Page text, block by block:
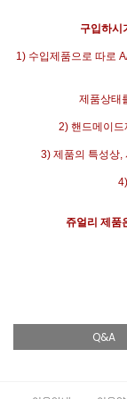
구입하시
1) 수입제품으로 따로
제품상태
2) 핸드메이드
3) 제품의 특성상,
4)
쥬얼리 제품
Q&A